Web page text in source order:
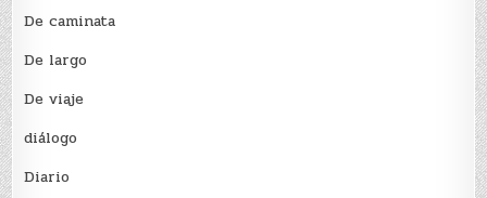
De caminata
De largo
De viaje
diálogo
Diario